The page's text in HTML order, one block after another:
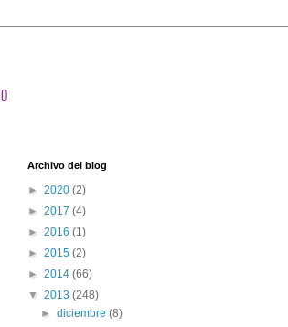
Archivo del blog
► 2020 (2)
► 2017 (4)
► 2016 (1)
► 2015 (2)
► 2014 (66)
▼ 2013 (248)
►diciembre(8)